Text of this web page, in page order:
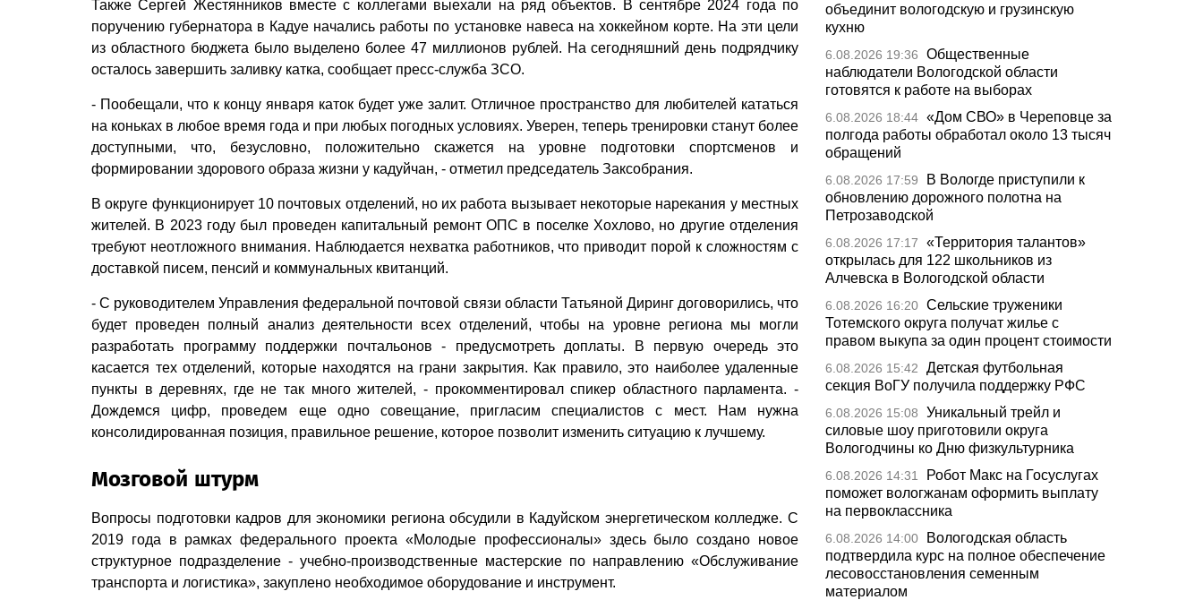
Также Сергей Жестянников вмес­те с коллегами выехали на ряд объектов. В сентябре 2024 года по
поручению губернатора в Кадуе начались работы по установке навеса на хоккейном корте. На эти цели
из областного бюджета было выделено более 47 миллионов рублей. На сегодняшний день подрядчику
осталось завершить заливку катка, сообщает пресс-служба ЗСО.
- Пообещали, что к концу января каток будет уже залит. Отличное пространство для любителей кататься
на коньках в любое время года и при любых погодных условиях. Уверен, теперь тренировки станут более
доступными, что, безусловно, положительно скажется на уровне подготовки спортсменов и
формировании здорового образа жизни у кадуйчан, - отметил председатель Заксобрания.
В округе функционирует 10 поч­товых отделений, но их работа вызывает некоторые нарекания у местных
жителей. В 2023 году был проведен капитальный ремонт ОПС в поселке Хохлово, но другие отделения
требуют неотложного внимания. Наблюдается нехватка работников, что приводит порой к сложностям с
доставкой писем, пенсий и коммунальных квитанций.
- С руководителем Управления федеральной почтовой связи области Татьяной Диринг договорились, что
будет проведен полный анализ деятельности всех отделений, чтобы на уровне региона мы могли
разработать программу поддержки поч­тальонов - предусмотреть доплаты. В первую очередь это
касается тех отделений, которые находятся на грани закрытия. Как правило, это наиболее удаленные
пункты в деревнях, где не так много жителей, - прокомментировал спикер областного парламента. -
Дождемся цифр, проведем еще одно совещание, пригласим специалистов с мест. Нам нужна
консолидированная позиция, правильное решение, которое позволит изменить ситуацию к лучшему.
Мозговой штурм
Вопросы подготовки кадров для экономики региона обсудили в Кадуйском энергетическом колледже. С
2019 года в рамках федерального проекта «Молодые профессионалы» здесь было создано новое
структурное подразделение - учебно-производственные мастерские по направлению «Обслуживание
транспорта и логистика», закуп­лено необходимое оборудование и инструмент.
объединит вологодскую и грузинскую
кухню
6.08.2026 19:36
Общественные
наблюдатели Вологодской области
готовятся к работе на выборах
6.08.2026 18:44 «Дом СВО» в Череповце за
полгода работы обработал около 13 тысяч
обращений
6.08.2026 17:59
В Вологде приступили к
обновлению дорожного полотна на
Петрозаводской
6.08.2026 17:17
«Территория талантов»
открылась для 122 школьников из
Алчевска в Вологодской области
6.08.2026 16:20 Сельские труженики
Тотемского округа получат жилье с
правом выкупа за один процент стоимости
6.08.2026 15:42
Детская футбольная
секция ВоГУ получила поддержку РФС
6.08.2026 15:08
Уникальный трейл и
силовые шоу приготовили округа
Вологодчины ко Дню физкультурника
6.08.2026 14:31
Робот Макс на Госуслугах
поможет вологжанам оформить выплату
на первоклассника
6.08.2026 14:00
Вологодская область
подтвердила курс на полное обеспечение
лесовосстановления семенным
материалом